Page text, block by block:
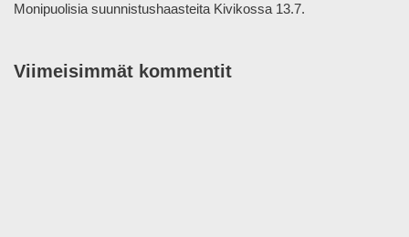
Monipuolisia suunnistushaasteita Kivikossa 13.7.
Viimeisimmät kommentit